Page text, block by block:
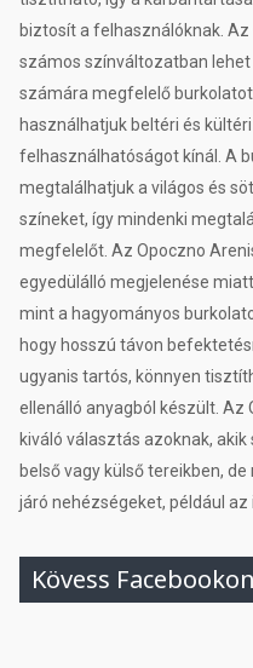
biztosít a felhasználóknak.
számos színváltozatban
számára megfelelő
használhatjuk beltéri és
felhasználhatóságot kínál. A
megtalálhatjuk a világos és
színeket, így mindenki
megfelelőt. Az Opoczno
egyedülálló megjelenése
mint a hagyományos
hogy hosszú távon
ugyanis tartós, könnyen
ellenálló anyagból készült. Az
kiváló választás azoknak,
belső vagy külső tereikben,
járó nehézségeket, például
Kövess